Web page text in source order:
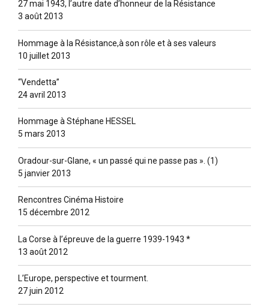
27 mai 1943, l’autre date d’honneur de la Résistance
3 août 2013
Hommage à la Résistance,à son rôle et à ses valeurs
10 juillet 2013
“Vendetta”
24 avril 2013
Hommage à Stéphane HESSEL
5 mars 2013
Oradour-sur-Glane, « un passé qui ne passe pas ». (1)
5 janvier 2013
Rencontres Cinéma Histoire
15 décembre 2012
La Corse à l’épreuve de la guerre 1939-1943 *
13 août 2012
L’Europe, perspective et tourment.
27 juin 2012